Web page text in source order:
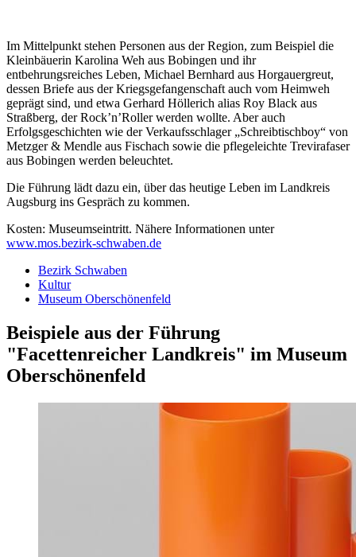
Im Mittelpunkt stehen Personen aus der Region, zum Beispiel die
Kleinbäuerin Karolina Weh aus Bobingen und ihr
entbehrungsreiches Leben, Michael Bernhard aus Horgauergreut,
dessen Briefe aus der Kriegsgefangenschaft auch vom Heimweh
geprägt sind, und etwa Gerhard Höllerich alias Roy Black aus
Straßberg, der Rock’n’Roller werden wollte. Aber auch
Erfolgsgeschichten wie der Verkaufsschlager „Schreibtischboy“ von
Metzger & Mendle aus Fischach sowie die pflegeleichte Trevirafaser
aus Bobingen werden beleuchtet.
Die Führung lädt dazu ein, über das heutige Leben im Landkreis
Augsburg ins Gespräch zu kommen.
Kosten: Museumseintritt. Nähere Informationen unter
www.mos.bezirk-schwaben.de
Bezirk Schwaben
Kultur
Museum Oberschönenfeld
Beispiele aus der Führung
"Facettenreicher Landkreis" im Museum
Oberschönenfeld